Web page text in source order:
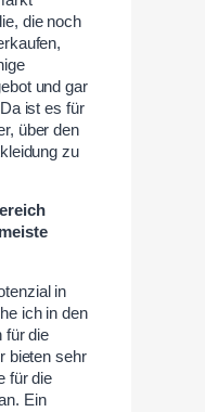
die noch
und gar
ist es für
über den
zu
in
ich in den
für die
bieten sehr
für die
Ein